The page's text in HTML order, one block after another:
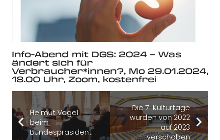
Info-Abend mit DGS: 2024 – Was
ändert sich für
Verbraucher*innen?, Mo 29.01.2024,
18.00 Uhr, Zoom, kostenfrei
Helmut Vogel
beim
Bundespräsident
Die 7. Kulturtage
wurden von 2022
auf 2023
verschoben